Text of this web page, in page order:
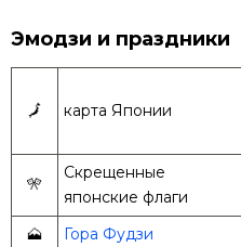
Эмодзи и праздники
🗾 карта Японии
🎌
Скрещенные
японские флаги
🗻 Гора Фудзи